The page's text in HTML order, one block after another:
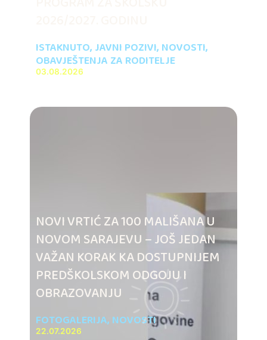
ISTAKNUTO, JAVNI POZIVI, NOVOSTI,
OBAVJEŠTENJA ZA RODITELJE
03.08.2026
NOVI VRTIĆ ZA 100 MALIŠANA U
NOVOM SARAJEVU – JOŠ JEDAN
VAŽAN KORAK KA DOSTUPNIJEM
PREDŠKOLSKOM ODGOJU I
OBRAZOVANJU
FOTOGALERIJA, NOVOSTI
22.07.2026